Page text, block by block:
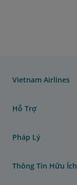
Vietnam Airlines
Hỗ Trợ
Pháp Lý
Thông Tin Hữu Ích